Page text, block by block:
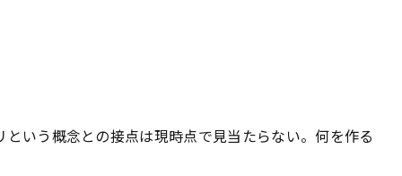
いう概念との接点は現時点で見当たらない。何を作る